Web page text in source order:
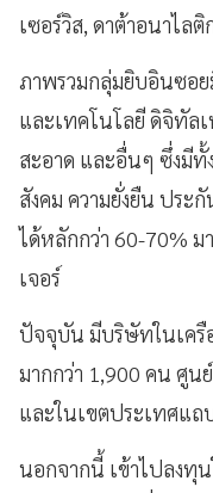
เซอร์วิส, ดาต้าอนาไลติ
ภาพรวมกลุ่มยิบอินซอ
และเทคโนโลยี ดิจิทัล
สะอาด และอื่นๆ ซึ่งมีทั้
สังคม ความยั่งยืน ประ
ได้หลักกว่า 60-70%
เจอร์
ปัจจุบัน มีบริษัทในเครื
มากกว่า 1,900 คน ศูน
และในเขตประเทศแถ
นอกจากนี้ เข้าไปลงทุ